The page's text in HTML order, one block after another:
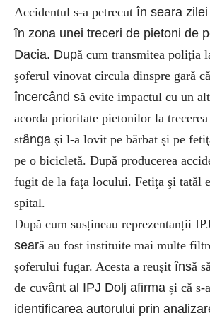
Accidentul s-a petrecutîn seara
în zona unei treceri de pietoni de
Dacia. După cum transmitea poliția
şoferul vinovat circula dinspre gară
încercând să evite impactul cu un
acorda prioritate pietonilor la
stânga şi l-a lovit pe bărbat şi pe
pe o bicicletă. După producerea
fugit de la faţa locului. Fetiţa şi tatăl
spital.
După cum susțineau reprezentanții
seară au fost instituite mai multe
șoferului fugar. Acesta a reușitînsă
de cuvânt al IPJ Dolj afirma și că s-
identificarea autorului prin